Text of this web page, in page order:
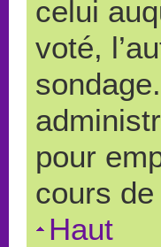
celui
voté,
pour
cours
Haut